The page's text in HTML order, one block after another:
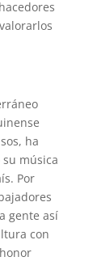
ha
música
Por
gente así
con